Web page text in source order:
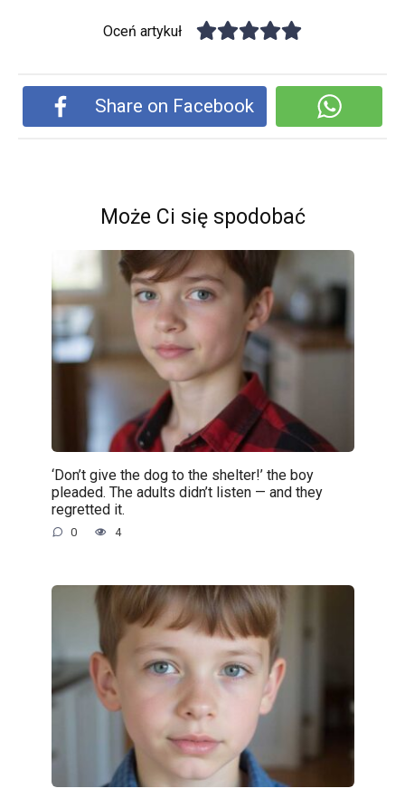
Oceń artykuł
Share on Facebook
Może Ci się spodobać
‘Don’t give the dog to the shelter!’ the boy
pleaded. The adults didn’t listen — and they
regretted it.
0 4